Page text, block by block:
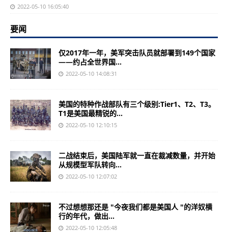
2022-05-10 16:05:40
要闻
仅2017年一年，美军突击队员就部署到149个国家
——约占全世界国...
2022-05-10 14:08:31
美国的特种作战部队有三个级别:Tier1、T2、T3。
T1是美国最精锐的...
2022-05-10 12:10:15
二战结束后，美国陆军就一直在裁减数量，并开始
从规模型军队转向...
2022-05-10 12:07:02
不过想想那还是 "今夜我们都是美国人 "的洋奴横
行的年代，做出...
2022-05-10 12:05:48